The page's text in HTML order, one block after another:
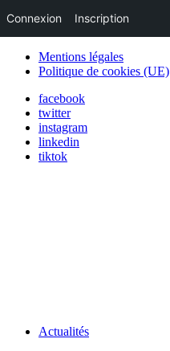
Mentions légales
Politique de cookies (UE)
facebook
twitter
instagram
linkedin
tiktok
Actualités
Connexion Inscription